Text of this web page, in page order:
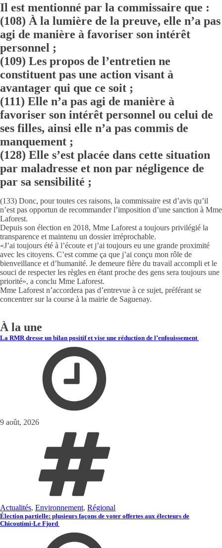
Il est mentionné par la commissaire que :
(108) À la lumière de la preuve, elle n’a pas
agi de manière à favoriser son intérêt
personnel ;
(109) Les propos de l’entretien ne
constituent pas une action visant à
avantager qui que ce soit ;
(111) Elle n’a pas agi de manière à
favoriser son intérêt personnel ou celui de
ses filles, ainsi elle n’a pas commis de
manquement ;
(128) Elle s’est placée dans cette situation
par maladresse et non par négligence de
par sa sensibilité ;
(133) Donc, pour toutes ces raisons, la commissaire est d’avis qu’il
n’est pas opportun de recommander l’imposition d’une sanction à Mme
Laforest.
Depuis son élection en 2018, Mme Laforest a toujours privilégié la
transparence et maintenu un dossier irréprochable.
«J’ai toujours été à l’écoute et j’ai toujours eu une grande proximité
avec les citoyens. C’est comme ça que j’ai conçu mon rôle de
bienveillance et d’humanité. Je demeure fière du travail accompli et le
souci de respecter les règles en étant proche des gens sera toujours une
priorité», a conclu Mme Laforest.
Mme Laforest n’accordera pas d’entrevue à ce sujet, préférant se
concentrer sur la course à la mairie de Saguenay.
À la une
La RMR dresse un bilan positif et vise une réduction de l’enfouissement
9 août, 2026
Actualités, Environnement, Régional
Élection partielle: plusieurs façons de voter offertes aux électeurs de
Chicoutimi-Le Fjord